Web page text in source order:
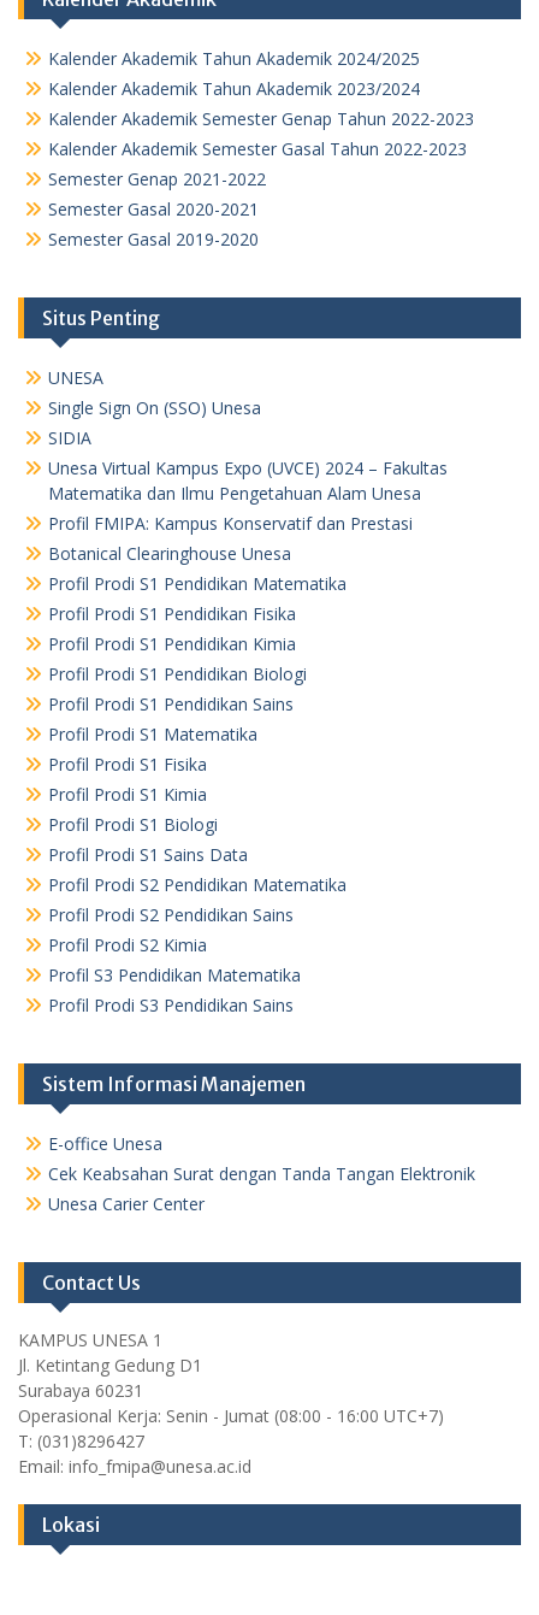
Kalender Akademik Tahun Akademik 2024/2025
Kalender Akademik Tahun Akademik 2023/2024
Kalender Akademik Semester Genap Tahun 2022-2023
Kalender Akademik Semester Gasal Tahun 2022-2023
Semester Genap 2021-2022
Semester Gasal 2020-2021
Semester Gasal 2019-2020
Situs Penting
UNESA
Single Sign On (SSO) Unesa
SIDIA
Unesa Virtual Kampus Expo (UVCE) 2024 – Fakultas
Matematika dan Ilmu Pengetahuan Alam Unesa
Profil FMIPA: Kampus Konservatif dan Prestasi
Botanical Clearinghouse Unesa
Profil Prodi S1 Pendidikan Matematika
Profil Prodi S1 Pendidikan Fisika
Profil Prodi S1 Pendidikan Kimia
Profil Prodi S1 Pendidikan Biologi
Profil Prodi S1 Pendidikan Sains
Profil Prodi S1 Matematika
Profil Prodi S1 Fisika
Profil Prodi S1 Kimia
Profil Prodi S1 Biologi
Profil Prodi S1 Sains Data
Profil Prodi S2 Pendidikan Matematika
Profil Prodi S2 Pendidikan Sains
Profil Prodi S2 Kimia
Profil S3 Pendidikan Matematika
Profil Prodi S3 Pendidikan Sains
Sistem Informasi Manajemen
E-office Unesa
Cek Keabsahan Surat dengan Tanda Tangan Elektronik
Unesa Carier Center
Contact Us
KAMPUS UNESA 1
Jl. Ketintang Gedung D1
Surabaya 60231
Operasional Kerja: Senin - Jumat (08:00 - 16:00 UTC+7)
T: (031)8296427
Email: info_fmipa@unesa.ac.id
Lokasi